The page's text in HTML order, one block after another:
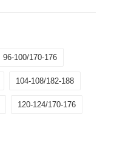
96-100/170-176
104-108/182-188
120-124/170-176